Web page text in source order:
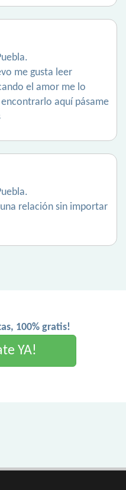
me gusta leer
el amor me lo
aquí pásame
relación sin importar
100% gratis!
YA!